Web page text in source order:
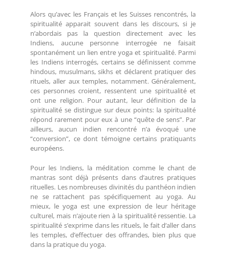
Alors qu’avec les Français et les Suisses rencontrés, la
spiritualité apparait souvent dans les discours, si je
n’abordais pas la question directement avec les
Indiens, aucune personne interrogée ne faisait
spontanément un lien entre yoga et spiritualité. Parmi
les Indiens interrogés, certains se définissent comme
hindous, musulmans, sikhs et déclarent pratiquer des
rituels, aller aux temples, notamment. Généralement,
ces personnes croient, ressentent une spiritualité et
ont une religion. Pour autant, leur définition de la
spiritualité se distingue sur deux points: la spiritualité
répond rarement pour eux à une “quête de sens”. Par
ailleurs, aucun indien rencontré n’a évoqué une
“conversion”, ce dont témoigne certains pratiquants
européens.
Pour les Indiens, la méditation comme le chant de
mantras sont déjà présents dans d’autres pratiques
rituelles. Les nombreuses divinités du panthéon indien
ne se rattachent pas spécifiquement au yoga. Au
mieux, le yoga est une expression de leur héritage
culturel, mais n’ajoute rien à la spiritualité ressentie. La
spiritualité s’exprime dans les rituels, le fait d’aller dans
les temples, d’effectuer des offrandes, bien plus que
dans la pratique du yoga.